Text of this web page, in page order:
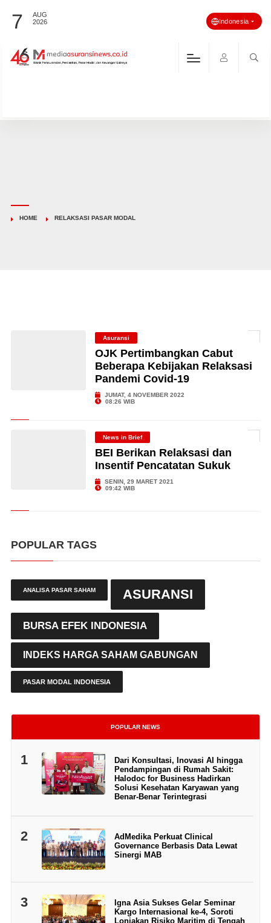
7
AUG
2026
Indonesia
HOME RELAKSASI PASAR MODAL
Asuransi
OJK Pertimbangkan Cabut
Beberapa Kebijakan Relaksasi
Pandemi Covid-19
JUMAT, 4 NOVEMBER 2022
08:26 WIB
News in Brief
BEI Berikan Relaksasi dan
Insentif Pencatatan Sukuk
SENIN, 29 MARET 2021
09:42 WIB
POPULAR TAGS
ANALISA PASAR SAHAM ASURANSI
BURSA EFEK INDONESIA
INDEKS HARGA SAHAM GABUNGAN
PASAR MODAL INDONESIA
POPULAR NEWS
1
Dari Konsultasi, Inovasi AI hingga
Pendampingan di Rumah Sakit:
Halodoc for Business Hadirkan
Solusi Kesehatan Karyawan yang
Benar-Benar Terintegrasi
2
AdMedika Perkuat Clinical
Governance Berbasis Data Lewat
Sinergi MAB
3
Igna Asia Sukses Gelar Seminar
Kargo Internasional ke-4, Soroti
Lonjakan Risiko Maritim di Tengah